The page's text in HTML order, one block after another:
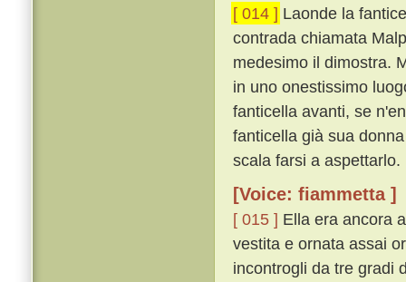
[ 014 ] Laonde la
contrada chiamata
medesimo il dimostra.
in uno onestissimo
fanticella avanti, se
fanticella già sua
scala farsi a aspettarlo.
[Voice: fiammetta ]
[ 015 ] Ella era ancora
vestita e ornata assai
incontrogli da tre gradi